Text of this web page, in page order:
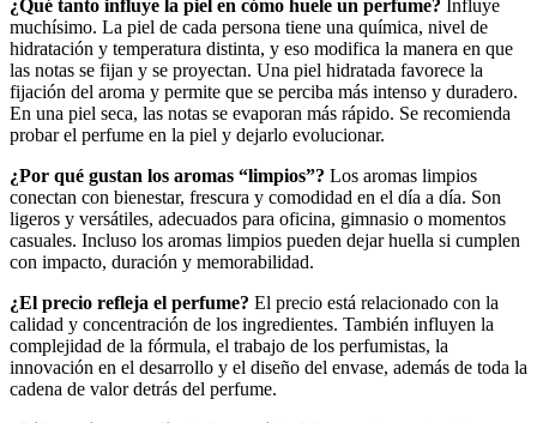
¿Qué tanto influye la piel en cómo huele un perfume? Influye
muchísimo. La piel de cada persona tiene una química, nivel de
hidratación y temperatura distinta, y eso modifica la manera en que
las notas se fijan y se proyectan. Una piel hidratada favorece la
fijación del aroma y permite que se perciba más intenso y duradero.
En una piel seca, las notas se evaporan más rápido. Se recomienda
probar el perfume en la piel y dejarlo evolucionar.
¿Por qué gustan los aromas “limpios”? Los aromas limpios
conectan con bienestar, frescura y comodidad en el día a día. Son
ligeros y versátiles, adecuados para oficina, gimnasio o momentos
casuales. Incluso los aromas limpios pueden dejar huella si cumplen
con impacto, duración y memorabilidad.
¿El precio refleja el perfume? El precio está relacionado con la
calidad y concentración de los ingredientes. También influyen la
complejidad de la fórmula, el trabajo de los perfumistas, la
innovación en el desarrollo y el diseño del envase, además de toda la
cadena de valor detrás del perfume.